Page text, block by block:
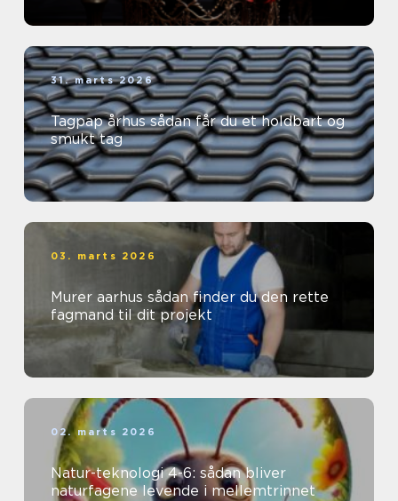
31. marts 2026
Tagpap århus sådan får du et holdbart og
smukt tag
03. marts 2026
Murer aarhus sådan finder du den rette
fagmand til dit projekt
02. marts 2026
Natur-teknologi 4-6: sådan bliver
naturfagene levende i mellemtrinnet